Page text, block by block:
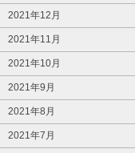
2021年12月
2021年11月
2021年10月
2021年9月
2021年8月
2021年7月